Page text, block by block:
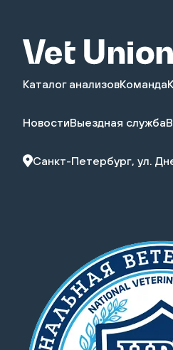
Каталог анализовКоманда
НовостиВыездная служба
Санкт-Петербург, ул.